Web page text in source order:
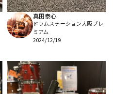
ヴィンテージ
真田泰心
ドラムステーション大阪プレ
ミアム
2024/12/19